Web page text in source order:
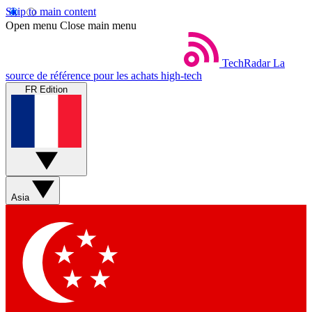
Skip to main content
Open menu Close main menu
TechRadar La
source de référence pour les achats high-tech
FR Edition
Asia